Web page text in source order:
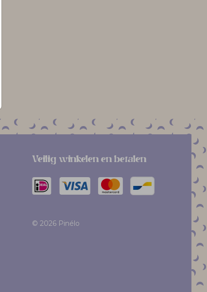
Veilig winkelen en betalen
© 2026 Pinélo